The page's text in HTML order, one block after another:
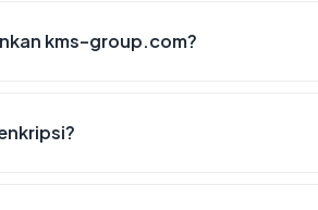
kms-group.com?